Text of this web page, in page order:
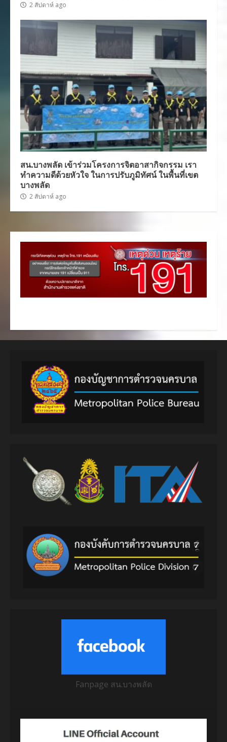
2 สัปดาห์ ago
สน.บางพลัด เข้าร่วมโครงการจิตอาสากิจกรรม เรา
ทำความดีด้วยหัวใจ ในการปรับภูมิทัศน์ ในพื้นที่เขต
บางพลัด
2 สัปดาห์ ago
Fanpage สน.บางพลัด